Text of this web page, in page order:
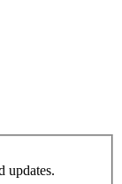
updates.